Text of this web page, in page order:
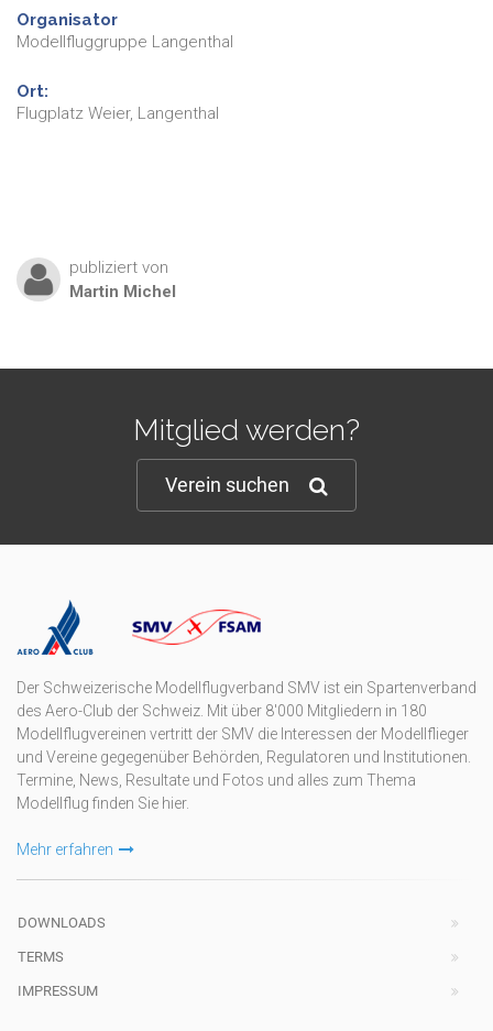
Organisator
Modellfluggruppe Langenthal
Ort:
Flugplatz Weier, Langenthal
publiziert von
Martin Michel
Mitglied werden?
Verein suchen
Der Schweizerische Modellflugverband SMV ist ein Spartenverband
des Aero-Club der Schweiz. Mit über 8'000 Mitgliedern in 180
Modellflugvereinen vertritt der SMV die Interessen der Modellflieger
und Vereine gegegenüber Behörden, Regulatoren und Institutionen.
Termine, News, Resultate und Fotos und alles zum Thema
Modellflug finden Sie hier.
Mehr erfahren
DOWNLOADS
TERMS
IMPRESSUM